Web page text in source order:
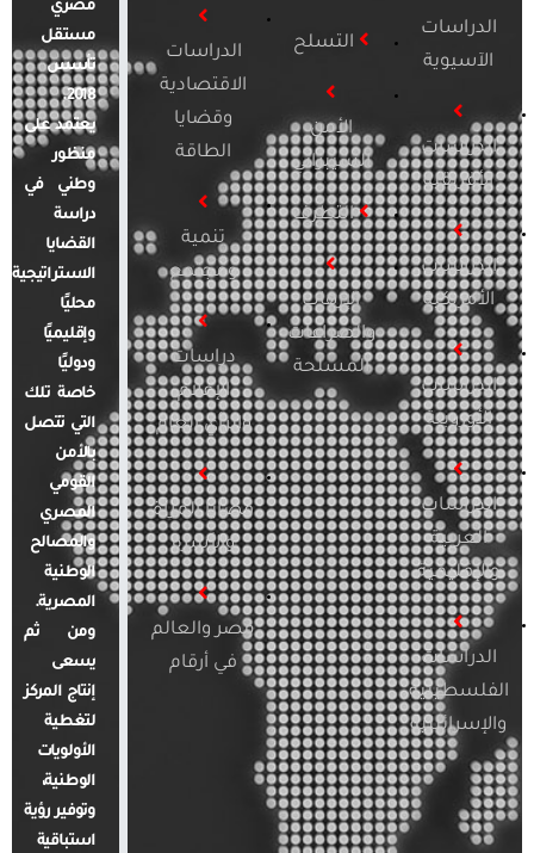
الدراسات
الآسيوية
الدراسات
الأفريقية
الدراسات
الأمريكية
الدراسات
الأوروبية
الدراسات
العربية
والإقليمية
الدراسات
الفلسطينية
والإسرائيلية
التسلح
الأمن
السيبراني
التطرف
الإرهاب
والصراعات
المسلحة
الدراسات
الاقتصادية
وقضايا
الطاقة
تنمية
ومجتمع
دراسات
الإعلام
والرأي العام
قضايا المرأة
والأسرة
مصر والعالم
في أرقام
مصري
مستقل
تأسس
2018.
يعتمد على
منظور
وطني في
دراسة
القضايا
الاستراتيجية
محليًا
وإقليميًا
ودوليًا
خاصة تلك
التي تتصل
بالأمن
القومي
المصري
والمصالح
الوطنية
المصرية.
ومن ثم
يسعى
إنتاج المركز
لتغطية
الأولويات
الوطنية،
وتوفير رؤية
استباقية